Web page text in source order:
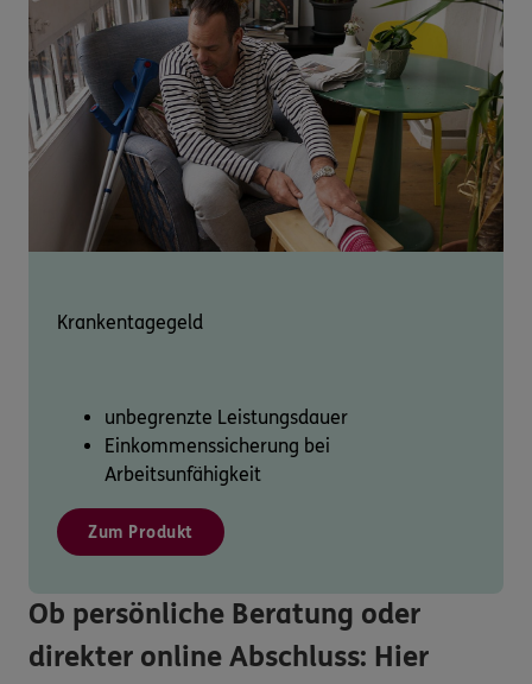
Krankentagegeld
unbegrenzte Leistungsdauer
Einkommenssicherung bei
Arbeitsunfähigkeit
Zum Produkt
Ob persönliche Beratung oder
direkter online Abschluss: Hier